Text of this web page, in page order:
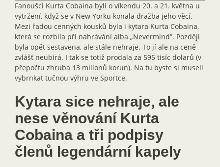
Fanoušci Kurta Cobaina byli o víkendu 20. a 21. května u
vytržení, když se v New Yorku konala dražba jeho věcí.
Mezi řadou cenných kousků byla i kytara Kurta Cobaina,
která se rozbila při nahrávání alba „Nevermind”. Později
byla opět sestavena, ale stále nehraje. To jí ale na ceně
zvlášť neubírá. I tak se totiž prodala za 595 tisíc dolarů (v
přepočtu zhruba 13 milionů korun). Na tu byste si museli
vybrnkat tučnou výhru ve Sportce.
Kytara sice nehraje, ale
nese věnování Kurta
Cobaina a tři podpisy
členů legendární kapely